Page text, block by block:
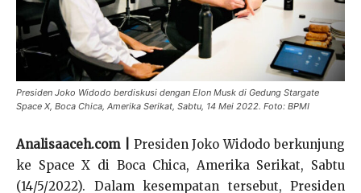
Presiden Joko Widodo berdiskusi dengan Elon Musk di Gedung Stargate
Space X, Boca Chica, Amerika Serikat, Sabtu, 14 Mei 2022. Foto: BPMI
Analisaaceh.com | Presiden Joko Widodo berkunjung
ke Space X di Boca Chica, Amerika Serikat, Sabtu
(14/5/2022). Dalam kesempatan tersebut, Presiden